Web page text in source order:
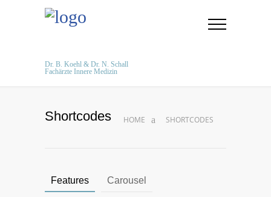
Dr. B. Koehl & Dr. N. Schall
Fachärzte Innere Medizin
Shortcodes HOME SHORTCODES
Features Carousel